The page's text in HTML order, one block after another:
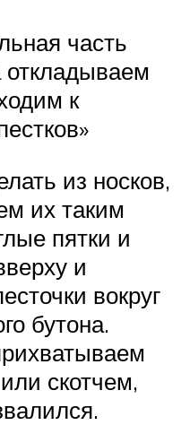
часть
откладываем
к
из носков,
их таким
пятки и
и
вокруг
бутона.
скотчем,